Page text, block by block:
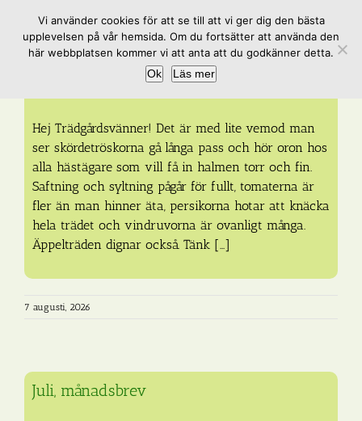
innehållet
Augusti månadsbrev
Hej Trädgårdsvänner! Det är med lite vemod man
ser skördetröskorna gå långa pass och hör oron hos
alla hästägare som vill få in halmen torr och fin.
Saftning och syltning pågår för fullt, tomaterna är
fler än man hinner äta, persikorna hotar att knäcka
hela trädet och vindruvorna är ovanligt många.
Äppelträden dignar också. Tänk [...]
7 augusti, 2026
Juli, månadsbrev
Vi använder cookies för att se till att vi ger dig den bästa
upplevelsen på vår hemsida. Om du fortsätter att använda den
här webbplatsen kommer vi att anta att du godkänner detta.
Ok
Läs mer